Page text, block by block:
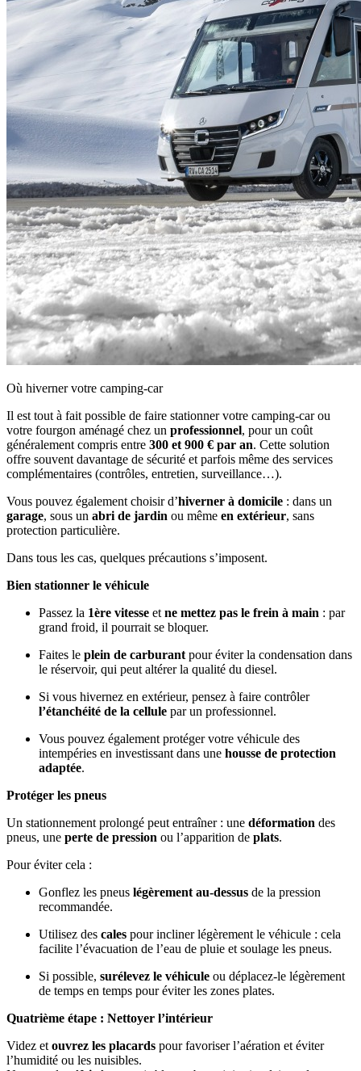
Où hiverner votre camping‑car
Il est tout à fait possible de faire stationner votre camping‑car ou
votre fourgon aménagé chez un professionnel, pour un coût
généralement compris entre 300 et 900 € par an. Cette solution
offre souvent davantage de sécurité et parfois même des services
complémentaires (contrôles, entretien, surveillance…).
Vous pouvez également choisir d’hiverner à domicile : dans un
garage, sous un abri de jardin ou même en extérieur, sans
protection particulière.
Dans tous les cas, quelques précautions s’imposent.
Bien stationner le véhicule
Passez la 1ère vitesse et ne mettez pas le frein à main : par
grand froid, il pourrait se bloquer.
Faites le plein de carburant pour éviter la condensation dans
le réservoir, qui peut altérer la qualité du diesel.
Si vous hivernez en extérieur, pensez à faire contrôler
l’étanchéité de la cellule par un professionnel.
Vous pouvez également protéger votre véhicule des
intempéries en investissant dans une housse de protection
adaptée.
Protéger les pneus
Un stationnement prolongé peut entraîner : une déformation des
pneus, une perte de pression ou l’apparition de plats.
Pour éviter cela :
Gonflez les pneus légèrement au‑dessus de la pression
recommandée.
Utilisez des cales pour incliner légèrement le véhicule : cela
facilite l’évacuation de l’eau de pluie et soulage les pneus.
Si possible, surélevez le véhicule ou déplacez‑le légèrement
de temps en temps pour éviter les zones plates.
Quatrième étape : Nettoyer l’intérieur
Videz et ouvrez les placards pour favoriser l’aération et éviter
l’humidité ou les nuisibles.